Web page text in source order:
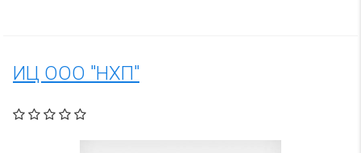
ИЦ ООО "НХП"